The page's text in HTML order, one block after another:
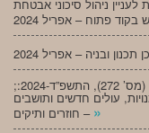
לעניין ניהול סיכוני אבטחת
;מעו”דכן מיסים – חוק לתיקון פקודת מס הכנסה (מס’ 272), התשפ”ד-2024:
עולים חדשים ותושבים
חוזרים ותיקים – »